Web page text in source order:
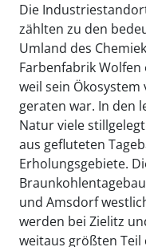
Die
zählten zu den
Umland des
Farbenfabrik
weil sein
geraten war. In den
Natur viele
aus gefluteten
Erholungsgebiete.
und Amsdorf
werden bei Zielitz
weitaus größten